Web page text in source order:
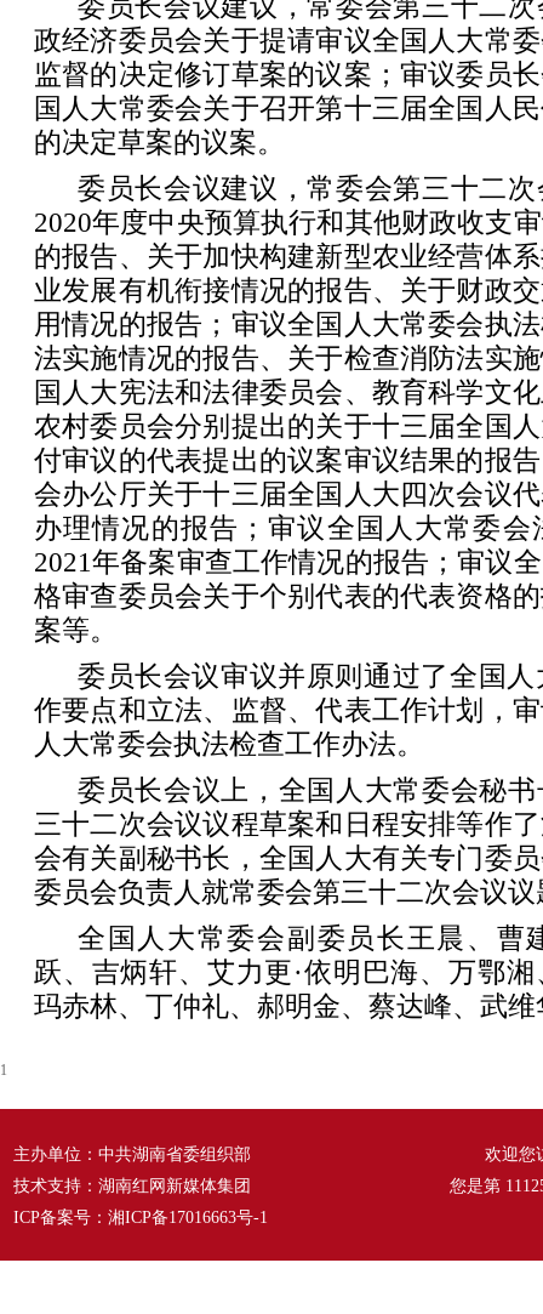
政经济委员会关于提请审议全国人大常
监督的决定修订草案的议案；审议委员
国人大常委会关于召开第十三届全国人
的决定草案的议案。
委员长会议建议，常委会第三十二
2020年度中央预算执行和其他财政收支
的报告、关于加快构建新型农业经营体
业发展有机衔接情况的报告、关于财政
用情况的报告；审议全国人大常委会执
法实施情况的报告、关于检查消防法实
国人大宪法和法律委员会、教育科学文
农村委员会分别提出的关于十三届全国
付审议的代表提出的议案审议结果的报
会办公厅关于十三届全国人大四次会议
办理情况的报告；审议全国人大常委
2021年备案审查工作情况的报告；审议
格审查委员会关于个别代表的代表资格
案等。
委员长会议审议并原则通过了全国
作要点和立法、监督、代表工作计划，
人大常委会执法检查工作办法。
委员长会议上，全国人大常委会秘
三十二次会议议程草案和日程安排等作
会有关副秘书长，全国人大有关专门委
委员会负责人就常委会第三十二次会议
全国人大常委会副委员长王晨、曹
跃、吉炳轩、艾力更·依明巴海、万鄂
玛赤林、丁仲礼、郝明金、蔡达峰、武
1
主办单位：中共湖南省委组织部
技术支持：湖南红网新媒体集团
ICP备案号： 湘ICP备17016663号-1
欢迎您
您是第